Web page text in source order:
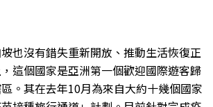
也沒有錯失重新開放、推動生活恢復正
這個國家是亞洲第一個歡迎國際遊客歸
。其在去年10月為來自大約十幾個國家